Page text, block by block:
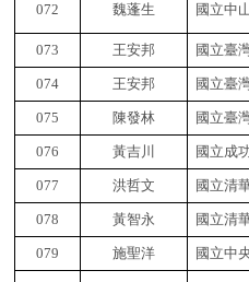
072 魏蓬生 國立中
073 王安邦 國立臺
074 王安邦 國立臺
075 陳發林 國立臺
076 黃吉川 國立成
077 洪哲文 國立清
078 黃智永 國立清
079 施聖洋 國立中